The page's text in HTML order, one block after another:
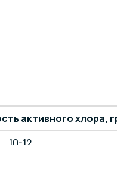
активного хлора,
10-12